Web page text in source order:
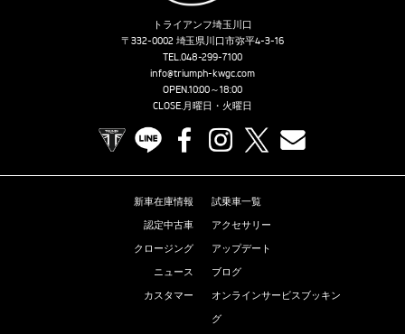
トライアンフ埼玉川口
〒332-0002 埼玉県川口市弥平4-3-16
TEL.048-299-7100
info@triumph-kwgc.com
OPEN.10:00～18:00
CLOSE.月曜日・火曜日
TRIUMPH OFFICIAL SITE
LINE FacebookInstagram
新車在庫情報
試乗車一覧
認定中古車
アクセサリー
クロージング
アップデート
ニュース
ブログ
カスタマー
オンラインサービスブッキン
グ